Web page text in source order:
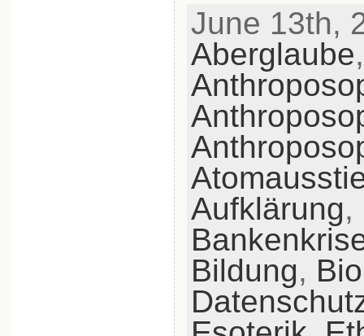
June 13th,
Aberglaube,
Aufklärung,
Bildung, Bio